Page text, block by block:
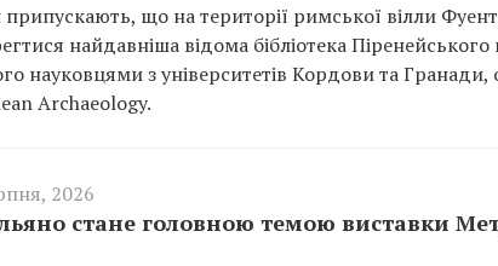
що на території римської вілли
найдавніша відома бібліотека
науковцями з університетів Кордови та Гранади,
Archaeology.
2026
стане головною темою виставки